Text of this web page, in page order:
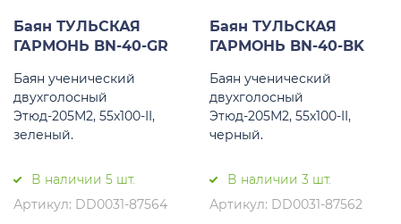
Баян ТУЛЬСКАЯ
ГАРМОНЬ BN-40-GR
Баян ученический
двухголосный
Этюд-205М2, 55х100-II,
зеленый.
В наличии 5 шт.
Артикул: DD0031-87564
Баян ТУЛЬСКАЯ
ГАРМОНЬ BN-40-BK
Баян ученический
двухголосный
Этюд-205М2, 55х100-II,
черный.
В наличии 3 шт.
Артикул: DD0031-87562